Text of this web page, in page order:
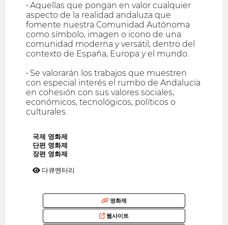
• Aquellas que pongan en valor cualquier
aspecto de la realidad andaluza que
fomente nuestra Comunidad Autónoma
como símbolo, imagen o icono de una
comunidad moderna y versátil, dentro del
contexto de España, Europa y el mundo.
• Se valorarán los trabajos que muestren
con especial interés el rumbo de Andalucía
en cohesión con sus valores sociales,
económicos, tecnológicos, políticos o
culturales.
국제 영화제
단편 영화제
장편 영화제
다큐멘터리
영화제
웹사이트